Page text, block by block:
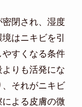
閉され、湿度
はニキビを引
すくなる条件
りも活発にな
それがニキビ
よる皮膚の微